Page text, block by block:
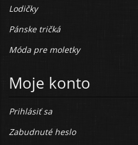
Lodičky
Pánske tričká
Móda pre moletky
Moje konto
Prihlásiť sa
Zabudnuté heslo